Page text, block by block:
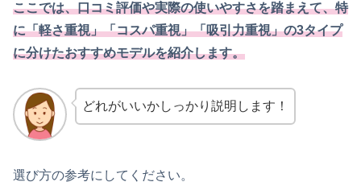
ここでは、口コミ評価や実際の使いやすさを踏まえて、特
に「軽さ重視」「コスパ重視」「吸引力重視」の3タイプ
に分けたおすすめモデルを紹介します。
どれがいいかしっかり説明します！
選び方の参考にしてください。